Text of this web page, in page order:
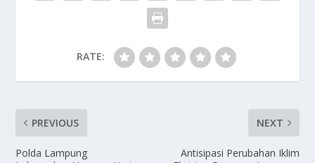
RATE:
PREVIOUS
Polda Lampung
NEXT
Antisipasi Perubahan Iklim